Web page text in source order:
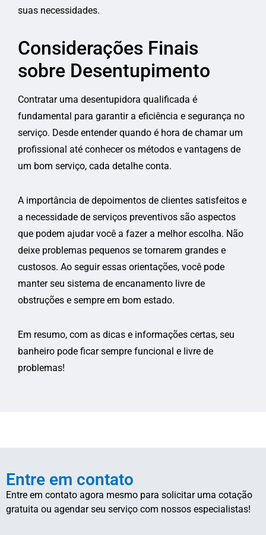
suas necessidades.
Considerações Finais
sobre Desentupimento
Contratar uma desentupidora qualificada é
fundamental para garantir a eficiência e segurança no
serviço. Desde entender quando é hora de chamar um
profissional até conhecer os métodos e vantagens de
um bom serviço, cada detalhe conta.
A importância de depoimentos de clientes satisfeitos e
a necessidade de serviços preventivos são aspectos
que podem ajudar você a fazer a melhor escolha. Não
deixe problemas pequenos se tornarem grandes e
custosos. Ao seguir essas orientações, você pode
manter seu sistema de encanamento livre de
obstruções e sempre em bom estado.
Em resumo, com as dicas e informações certas, seu
banheiro pode ficar sempre funcional e livre de
problemas!
Entre em contato
Entre em contato agora mesmo para solicitar uma cotação
gratuita ou agendar seu serviço com nossos especialistas!